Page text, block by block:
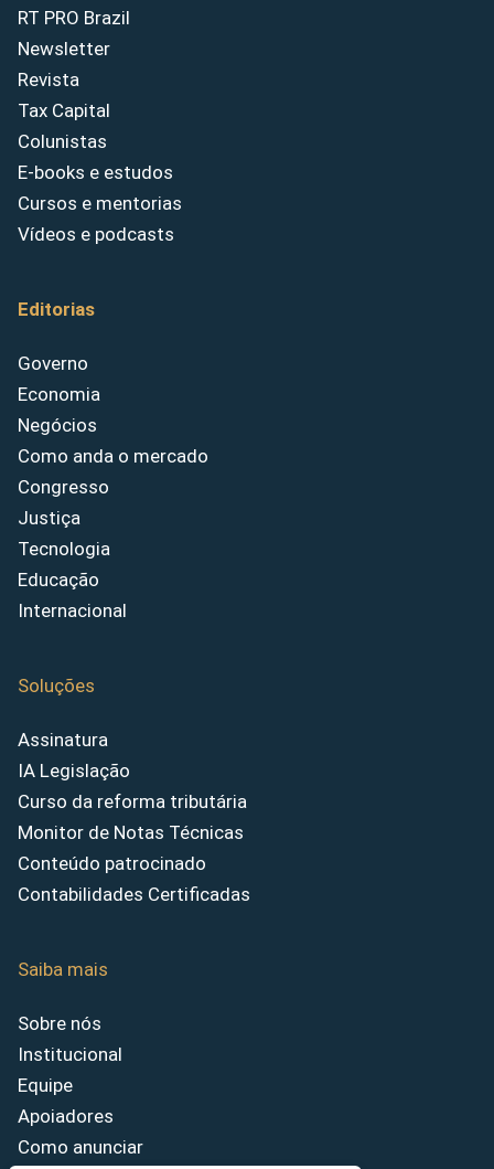
RT PRO Brazil
Newsletter
Revista
Tax Capital
Colunistas
E-books e estudos
Cursos e mentorias
Vídeos e podcasts
Editorias
Governo
Economia
Negócios
Como anda o mercado
Congresso
Justiça
Tecnologia
Educação
Internacional
Soluções
Assinatura
IA Legislação
Curso da reforma tributária
Monitor de Notas Técnicas
Conteúdo patrocinado
Contabilidades Certificadas
Saiba mais
Sobre nós
Institucional
Equipe
Apoiadores
Como anunciar